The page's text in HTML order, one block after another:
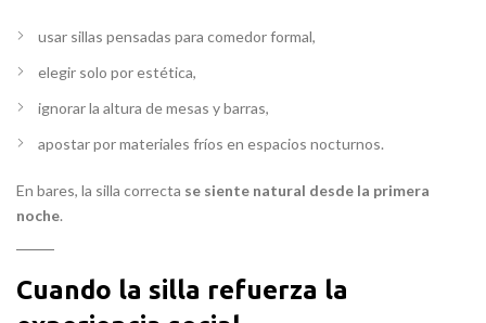
usar sillas pensadas para comedor formal,
elegir solo por estética,
ignorar la altura de mesas y barras,
apostar por materiales fríos en espacios nocturnos.
En bares, la silla correcta se siente natural desde la primera
noche.
Cuando la silla refuerza la